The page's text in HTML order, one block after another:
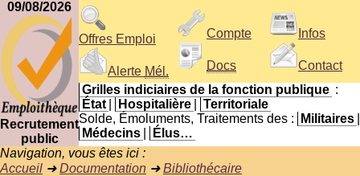
09/08/2026
Recrutement
public
Offres Emploi
Alerte Mél.
Compte
Docs
Infos
Contact
Grilles indiciaires de la fonction publique :
État
Hospitalière
Territoriale
Solde, Émoluments, Traitements des :
Militaires
Médecins
Élus…
Navigation, vous êtes ici :
Accueil ➜Documentation ➜Bibliothécaire